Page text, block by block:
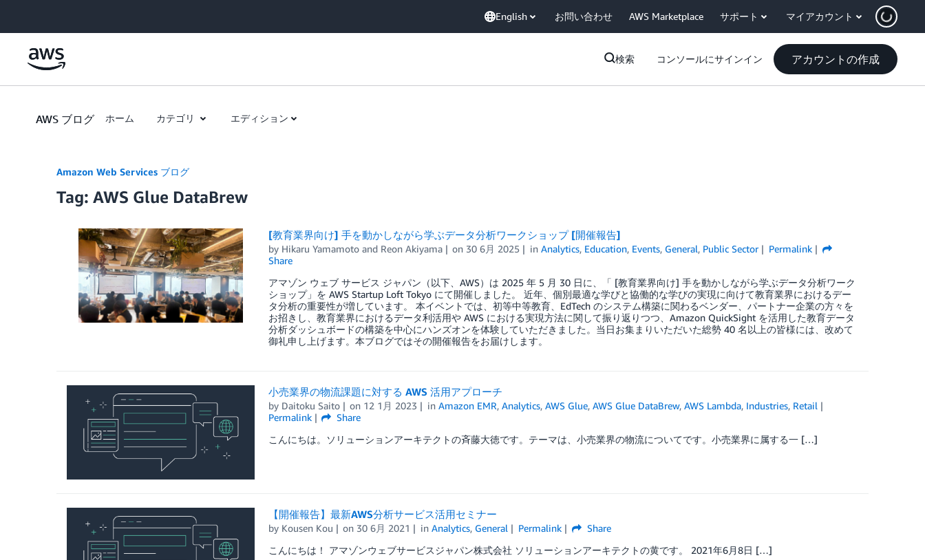
English お問い合わせ AWS Marketplace サポート マイアカウント
検索 コンソールにサインイン アカウントの作成
AWS ブログ ホーム カテゴリ エディション
Amazon Web Services ブログ
Tag: AWS Glue DataBrew
[教育業界向け] 手を動かしながら学ぶデータ分析ワークショップ [開催報告]
by Hikaru Yamamotoand Reon Akiyama on 30 6月 2025 inAnalytics, Education, Events, General, Public Sector
Permalink
Share
アマゾン ウェブ サービス ジャパン（以下、AWS）は 2025 年 5 月 30 日に、「 [教育業界向け] 手を動かしながら学ぶデータ分析ワーク
ショップ」を AWS Startup Loft Tokyo にて開催しました。 近年、個別最適な学びと協働的な学びの実現に向けて教育業界におけるデー
タ分析の重要性が増しています。 本イベントでは、初等中等教育、EdTech のシステム構築に関わるベンダー、パートナー企業の方々を
お招きし、教育業界におけるデータ利活用や AWS における実現方法に関して振り返りつつ、Amazon QuickSight を活用した教育データ
分析ダッシュボードの構築を中心にハンズオンを体験していただきました。当日お集まりいただいた総勢 40 名以上の皆様には、改めて
御礼申し上げます。本ブログではその開催報告をお届けします。
小売業界の物流課題に対する AWS 活用アプローチ
by Daitoku Saito on 12 1月 2023 inAmazon EMR,Analytics,AWS Glue,AWS Glue DataBrew,AWS Lambda, Industries, Retail
Permalink
Share
こんにちは。ソリューションアーキテクトの斉藤大徳です。テーマは、小売業界の物流についてです。小売業界に属する一 […]
【開催報告】最新AWS分析サービス活用セミナー
by Kousen Kou on 30 6月 2021 inAnalytics, General Permalink
Share
こんにちは！ アマゾンウェブサービスジャパン株式会社 ソリューションアーキテクトの黄です。 2021年6月8日 […]